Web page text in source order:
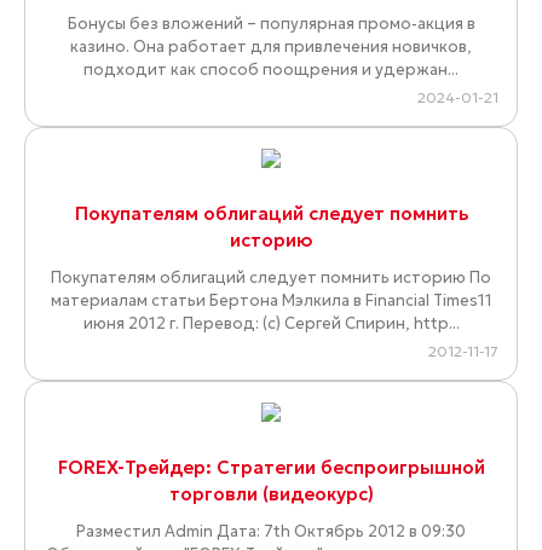
Бонусы без вложений – популярная промо-акция в
казино. Она работает для привлечения новичков,
подходит как способ поощрения и удержан...
2024-01-21
Покупателям облигаций следует помнить
историю
Покупателям облигаций следует помнить историю По
материалам статьи Бертона Мэлкила в Financial Times11
июня 2012 г. Перевод: (с) Сергей Спирин, http...
2012-11-17
FOREX-Трейдер: Стратегии беспроигрышной
торговли (видеокурс)
Разместил Admin Дата: 7th Октябрь 2012 в 09:30